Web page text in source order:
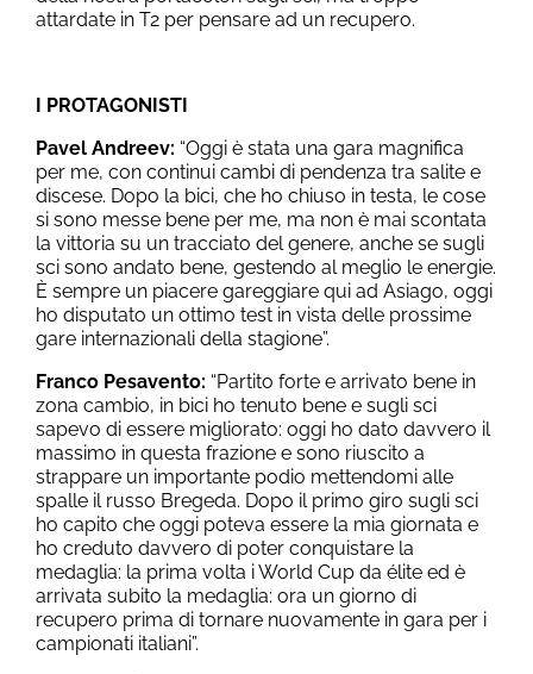
attardate in T2 per pensare ad un recupero.
I PROTAGONISTI
Pavel Andreev: “Oggi è stata una gara magnifica
per me, con continui cambi di pendenza tra salite e
discese. Dopo la bici, che ho chiuso in testa, le cose
si sono messe bene per me, ma non è mai scontata
la vittoria su un tracciato del genere, anche se sugli
sci sono andato bene, gestendo al meglio le energie.
È sempre un piacere gareggiare qui ad Asiago, oggi
ho disputato un ottimo test in vista delle prossime
gare internazionali della stagione”.
Franco Pesavento: “Partito forte e arrivato bene in
zona cambio, in bici ho tenuto bene e sugli sci
sapevo di essere migliorato: oggi ho dato davvero il
massimo in questa frazione e sono riuscito a
strappare un importante podio mettendomi alle
spalle il russo Bregeda. Dopo il primo giro sugli sci
ho capito che oggi poteva essere la mia giornata e
ho creduto davvero di poter conquistare la
medaglia: la prima volta i World Cup da élite ed è
arrivata subito la medaglia: ora un giorno di
recupero prima di tornare nuovamente in gara per i
campionati italiani”.